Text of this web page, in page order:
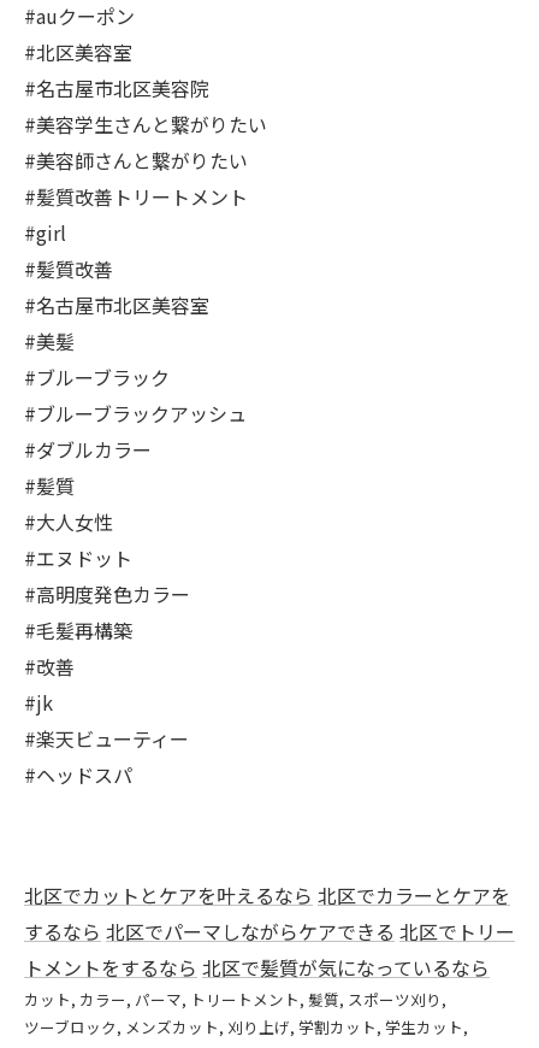
#auクーポン
#北区美容室
#名古屋市北区美容院
#美容学生さんと繋がりたい
#美容師さんと繋がりたい
#髪質改善トリートメント
#girl
#髪質改善
#名古屋市北区美容室
#美髪
#ブルーブラック
#ブルーブラックアッシュ
#ダブルカラー
#髪質
#大人女性
#エヌドット
#高明度発色カラー
#毛髪再構築
#改善
#jk
#楽天ビューティー
#ヘッドスパ
北区でカットとケアを叶えるなら 北区でカラーとケアを
するなら 北区でパーマしながらケアできる 北区でトリー
トメントをするなら 北区で髪質が気になっているなら
カット カラー パーマ トリートメント 髪質 スポーツ刈り
ツーブロック メンズカット 刈り上げ 学割カット 学生カット